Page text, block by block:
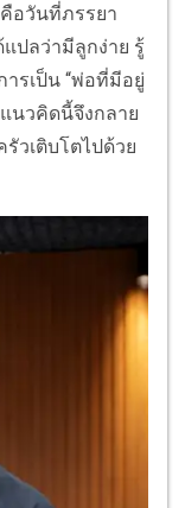
อวันที่ภรรยา
ปลว่ามีลูกง่าย รู้
รเป็น “พ่อที่มีอยู่
แนวคิดนี้จึงกลาย
วเติบโตไปด้วย